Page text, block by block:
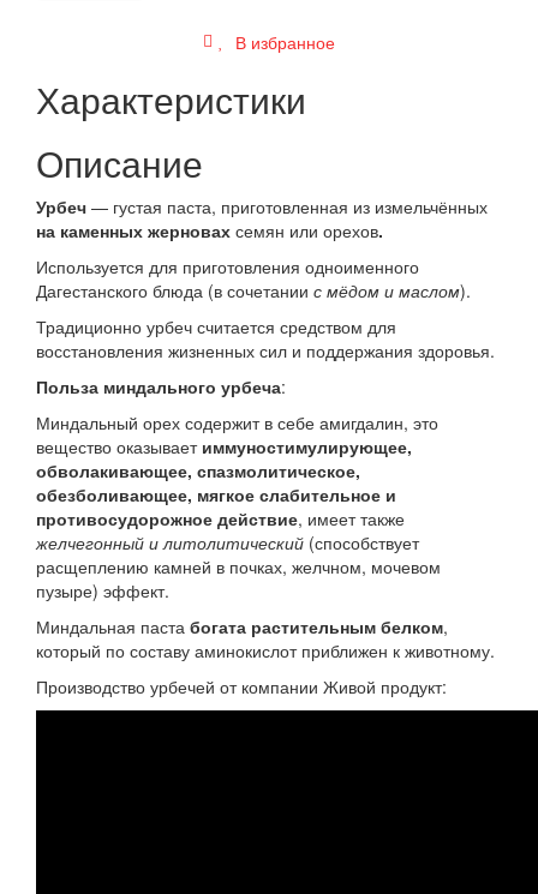
В избранное
Характеристики
Описание
Урбеч — густая паста, приготовленная из измельчённых
на каменных жерновах семян или орехов.
Используется для приготовления одноименного
Дагестанского блюда (в сочетании с мёдом и маслом).
Традиционно урбеч считается средством для
восстановления жизненных сил и поддержания здоровья.
Польза миндального урбеча:
Миндальный орех содержит в себе амигдалин, это
вещество оказываетиммуностимулирующее,
обволакивающее, спазмолитическое,
обезболивающее, мягкое слабительное и
противосудорожное действие, имеет также
желчегонный и литолитический (способствует
расщеплению камней в почках, желчном, мочевом
пузыре) эффект.
Миндальная паста богата растительным белком,
который по составу аминокислот приближен к животному.
Производство урбечей от компании Живой продукт: